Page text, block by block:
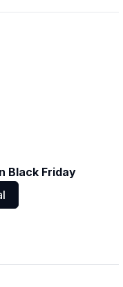
Black Friday